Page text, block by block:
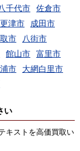
千代市
佐倉市
津市
成田市
市
八街市
館山市
富里市
市
大網白里市
い
キストを高価買取い